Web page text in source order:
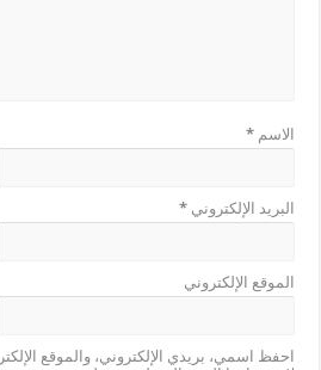
الاسم*
البريد الإلكتروني*
الموقع الإلكتروني
احفظ اسمي، بريدي الإلكتروني، والموقع